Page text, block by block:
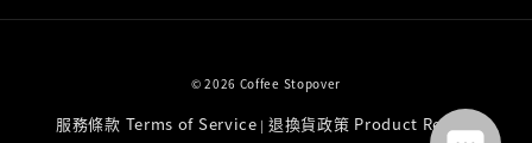
© 2026 Coffee Stopover
服務條款 Terms of Service | 退換貨政策 Product Return